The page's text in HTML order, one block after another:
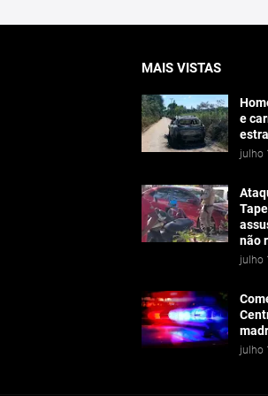
MAIS VISTAS
e
julho
não
julho
julho